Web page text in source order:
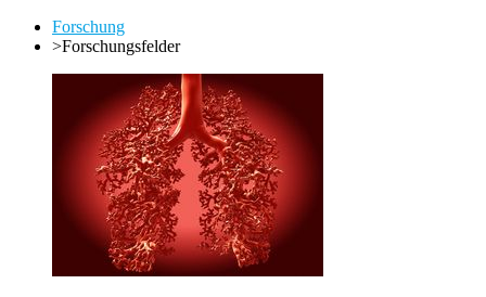
Forschung
>Forschungsfelder